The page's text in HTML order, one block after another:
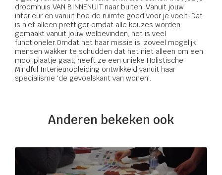
droomhuis VAN BINNENUIT naar buiten. Vanuit jouw
interieur en vanuit hoe de ruimte goed voor je voelt. Dat
is niet alleen prettiger omdat alle keuzes worden
gemaakt vanuit jouw welbevinden, het is veel
functioneler.Omdat het haar missie is, zoveel mogelijk
mensen wakker te schudden dat het niet alleen om een
mooi plaatje gaat, heeft ze een unieke Holistische
Mindful Interieuropleiding ontwikkeld vanuit haar
specialisme 'de gevoelskant van wonen'.
Anderen bekeken ook